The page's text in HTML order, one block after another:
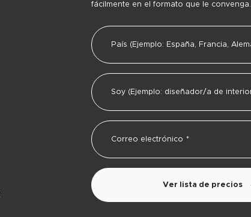
fácilmente en el formato que le convenga.
Ver lista de precios